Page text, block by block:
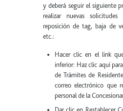
y deberá seguir el siguiente
realizar nuevas
reposición de tag, baja de
etc.:
Hacer clic en el link
inferior: Haz clic aquí
de Trámites de
correo electrónico que
personal de la